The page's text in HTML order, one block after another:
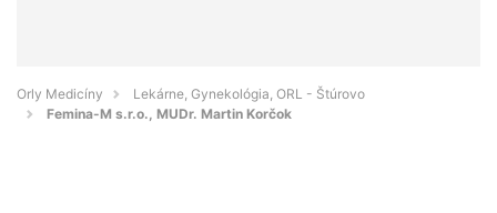
Orly Medicíny
Lekárne, Gynekológia, ORL - Štúrovo
Femina-M s.r.o., MUDr. Martin Korčok